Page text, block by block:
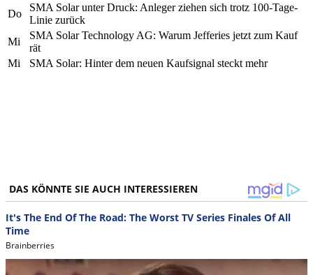
Do
SMA Solar unter Druck: Anleger ziehen sich trotz 100-Tage-
Linie zurück
Mi
SMA Solar Technology AG: Warum Jefferies jetzt zum Kauf
rät
Mi
SMA Solar: Hinter dem neuen Kaufsignal steckt mehr